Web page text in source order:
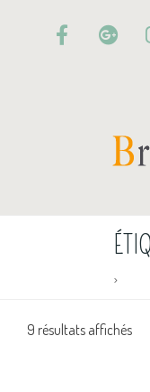
9 résultats affichés